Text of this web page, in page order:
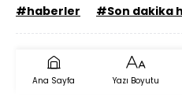
#haberler #Son dakika
Ana Sayfa Yazı Boyutu